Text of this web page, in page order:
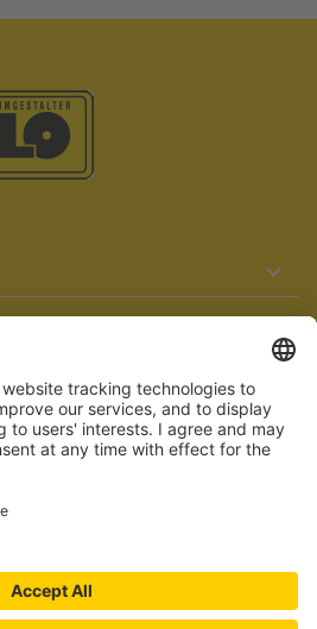
barrierefrei zu gestalten.
sind derzeit jedoch noch nicht
Sie auf Barrieren stoßen oder Hilfe
uns bitte unter service[at]knutzen.de.
widerrufen
TEBOLO